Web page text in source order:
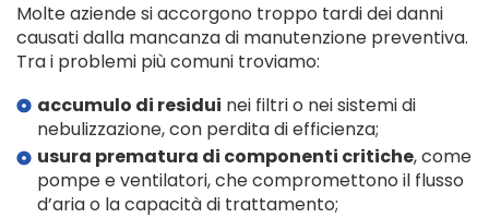
Molte aziende si accorgono troppo tardi dei danni
causati dalla mancanza di manutenzione preventiva.
Tra i problemi più comuni troviamo:
accumulo di residui nei filtri o nei sistemi di
nebulizzazione, con perdita di efficienza;
usura prematura di componenti critiche, come
pompe e ventilatori, che compromettono il flusso
d’aria o la capacità di trattamento;